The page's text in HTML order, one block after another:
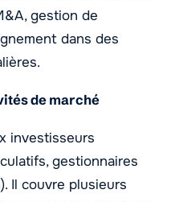
gestion de
dans des
de marché
investisseurs
gestionnaires
Il couvre plusieurs